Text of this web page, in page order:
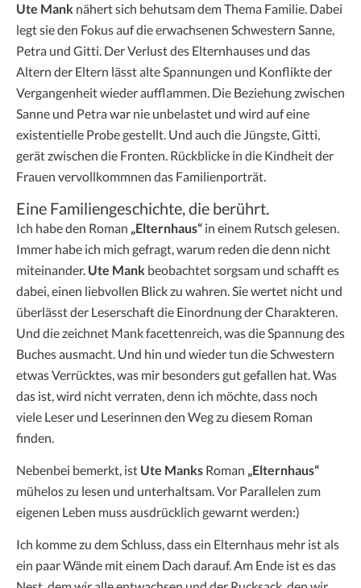
Ute Mank nähert sich behutsam dem Thema Familie. Dabei
legt sie den Fokus auf die erwachsenen Schwestern Sanne,
Petra und Gitti. Der Verlust des Elternhauses und das
Altern der Eltern lässt alte Spannungen und Konflikte der
Vergangenheit wieder aufflammen. Die Beziehung zwischen
Sanne und Petra war nie unbelastet und wird auf eine
existentielle Probe gestellt. Und auch die Jüngste, Gitti,
gerät zwischen die Fronten. Rückblicke in die Kindheit der
Frauen vervollkommnen das Familienporträt.
Eine Familiengeschichte, die berührt.
Ich habe den Roman „Elternhaus“ in einem Rutsch gelesen.
Immer habe ich mich gefragt, warum reden die denn nicht
miteinander. Ute Mank beobachtet sorgsam und schafft es
dabei, einen liebvollen Blick zu wahren. Sie wertet nicht und
überlässt der Leserschaft die Einordnung der Charakteren.
Und die zeichnet Mank facettenreich, was die Spannung des
Buches ausmacht. Und hin und wieder tun die Schwestern
etwas Verrücktes, was mir besonders gut gefallen hat. Was
das ist, wird nicht verraten, denn ich möchte, dass noch
viele Leser und Leserinnen den Weg zu diesem Roman
finden.
Nebenbei bemerkt, ist Ute Manks Roman „Elternhaus“
mühelos zu lesen und unterhaltsam. Vor Parallelen zum
eigenen Leben muss ausdrücklich gewarnt werden:)
Ich komme zu dem Schluss, dass ein Elternhaus mehr ist als
ein paar Wände mit einem Dach darauf. Am Ende ist es das